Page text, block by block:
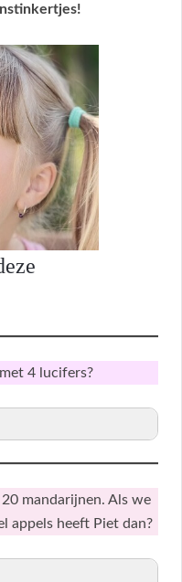
4 lucifers?
mandarijnen. Als we
appels heeft Piet dan?